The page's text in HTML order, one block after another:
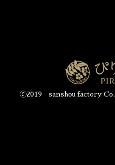
🄫2019 sanshou factory